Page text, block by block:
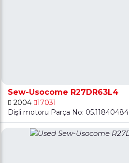
Sew-Usocome R27DR63L4
2004
17031
Dişli motoru Parça No: